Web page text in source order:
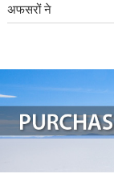
अफसरों ने